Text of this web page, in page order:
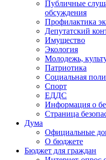
Публичные
обсуждения
Профилактика
Депутатский
Имущество
Экология
Молодежь,
Патриотика
Социальная
Спорт
ЕДДС
Информация о
Страница
Дума
Официальные
О бюджете
Бюджет для граждан